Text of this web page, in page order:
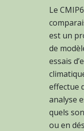
Le
est un
de
essais
effectue
analyse
quels
ou en